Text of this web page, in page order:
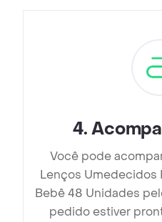
4.
Você pode
Lenços Umedecidos
Bebê 48 Unidades
pedido estiver